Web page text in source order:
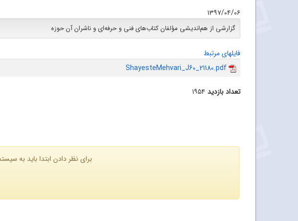
۱۳۹۷/۰۴/۰۶
گزارشی از هم‌اندیشی مؤلفان کتاب‌های فنی و حرفه‌ای و ناشران آن حوزه
فایلهای مرتبط
ShayesteMehvari_J60_21180.pdf
تعداد بازدید ۱۹۵۴
برای نظر دادن ابتدا باید به